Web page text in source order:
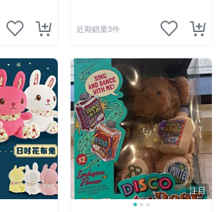
近期銷量3件
注目